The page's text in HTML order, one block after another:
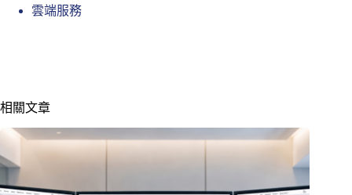
雲端服務
相關文章